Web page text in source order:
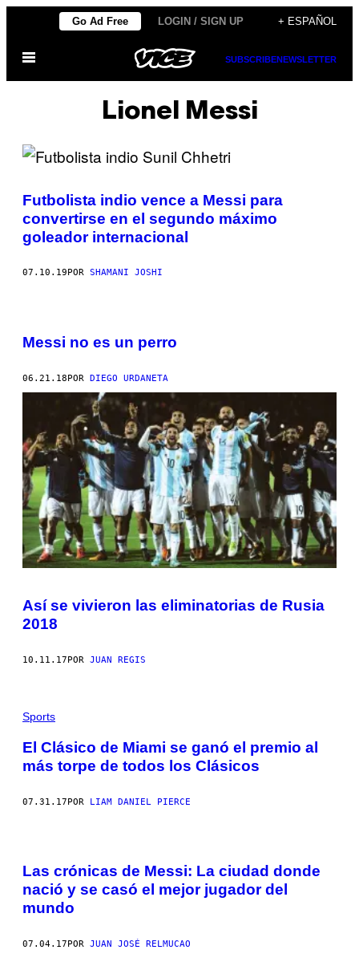
contenido
Go Ad Free LOGIN / SIGN UP + ESPAÑOL
Abrir
SUBSCRIBENEWSLETTER
Lionel Messi
Futbolista indio vence a Messi para
convertirse en el segundo máximo
goleador internacional
07.10.19 POR SHAMANI JOSHI
Messi no es un perro
06.21.18POR DIEGO URDANETA
Así se vivieron las eliminatorias de Rusia
2018
10.11.17POR JUAN REGIS
Sports
El Clásico de Miami se ganó el premio al
más torpe de todos los Clásicos
07.31.17POR LIAM DANIEL PIERCE
Las crónicas de Messi: La ciudad donde
nació y se casó el mejor jugador del
mundo
07.04.17POR JUAN JOSÉ RELMUCAO